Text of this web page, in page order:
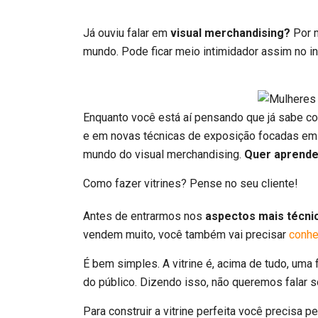
Já ouviu falar em visual merchandising? Por
mundo. Pode ficar meio intimidador assim no
Enquanto você está aí pensando que já sabe
e em novas técnicas de exposição focadas
mundo do visual merchandising. Quer
Como fazer vitrines? Pense no seu cliente!
Antes de entrarmos nos aspectos mais
vendem muito, você também vai precisar
É bem simples. A vitrine é, acima de tudo,
do público. Dizendo isso, não queremos falar
Para construir a vitrine perfeita você precisa